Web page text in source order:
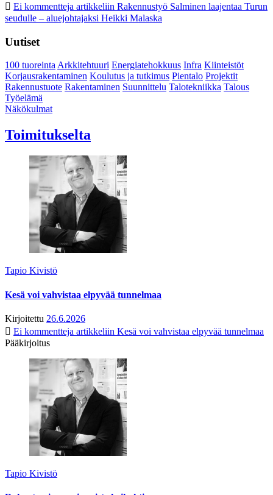
Ei kommentteja artikkeliin Rakennustyö Salminen laajentaa Turun
seudulle – aluejohtajaksi Heikki Malaska
Uutiset
100 tuoreintaArkkitehtuuri Energiatehokkuus Infra Kiinteistöt
Korjausrakentaminen Koulutus ja tutkimus Pientalo Projektit
Rakennustuote Rakentaminen Suunnittelu Talotekniikka Talous
Työelämä
Näkökulmat
Toimitukselta
Tapio Kivistö
Kesä voi vahvistaa elpyvää tunnelmaa
Kirjoitettu 26.6.2026
Ei kommentteja artikkeliin Kesä voi vahvistaa elpyvää tunnelmaa
Pääkirjoitus
Tapio Kivistö